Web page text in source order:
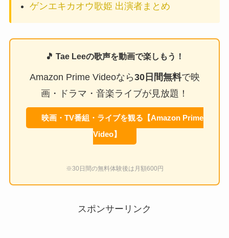
ゲンエキカオウ歌姫 出演者まとめ
🎵 Tae Leeの歌声を動画で楽しもう！
Amazon Prime Videoなら30日間無料で映
画・ドラマ・音楽ライブが見放題！
映画・TV番組・ライブを観る【Amazon Prime
Video】
※30日間の無料体験後は月額600円
スポンサーリンク